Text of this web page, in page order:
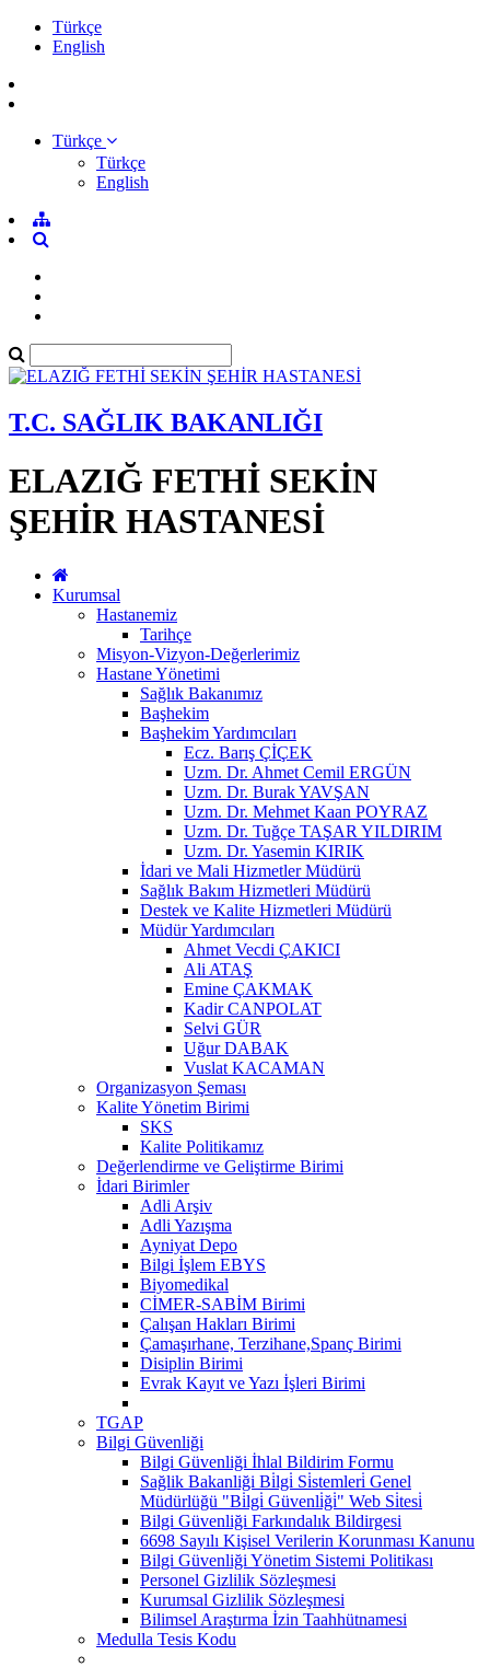
Türkçe
English
Türkçe
Türkçe
English
T.C. SAĞLIK BAKANLIĞI
ELAZIĞ FETHİ SEKİN
ŞEHİR HASTANESİ
Kurumsal
Hastanemiz
Tarihçe
Misyon-Vizyon-Değerlerimiz
Hastane Yönetimi
Sağlık Bakanımız
Başhekim
Başhekim Yardımcıları
Ecz. Barış ÇİÇEK
Uzm. Dr. Ahmet Cemil ERGÜN
Uzm. Dr. Burak YAVŞAN
Uzm. Dr. Mehmet Kaan POYRAZ
Uzm. Dr. Tuğçe TAŞAR YILDIRIM
Uzm. Dr. Yasemin KIRIK
İdari ve Mali Hizmetler Müdürü
Sağlık Bakım Hizmetleri Müdürü
Destek ve Kalite Hizmetleri Müdürü
Müdür Yardımcıları
Ahmet Vecdi ÇAKICI
Ali ATAŞ
Emine ÇAKMAK
Kadir CANPOLAT
Selvi GÜR
Uğur DABAK
Vuslat KACAMAN
Organizasyon Şeması
Kalite Yönetim Birimi
SKS
Kalite Politikamız
Değerlendirme ve Geliştirme Birimi
İdari Birimler
Adli Arşiv
Adli Yazışma
Ayniyat Depo
Bilgi İşlem EBYS
Biyomedikal
CİMER-SABİM Birimi
Çalışan Hakları Birimi
Çamaşırhane, Terzihane,Spanç Birimi
Disiplin Birimi
Evrak Kayıt ve Yazı İşleri Birimi
TGAP
Bilgi Güvenliği
Bilgi Güvenliği İhlal Bildirim Formu
Sağlik Bakanliği Bi̇lgi̇ Si̇stemleri̇ Genel
Müdürlüğü "Bi̇lgi̇ Güvenli̇ği̇" Web Si̇tesi̇
Bilgi Güvenliği Farkındalık Bildirgesi
6698 Sayılı Kişisel Verilerin Korunması Kanunu
Bilgi Güvenliği Yönetim Sistemi Politikası
Personel Gizlilik Sözleşmesi
Kurumsal Gizlilik Sözleşmesi
Bilimsel Araştırma İzin Taahhütnamesi
Medulla Tesis Kodu